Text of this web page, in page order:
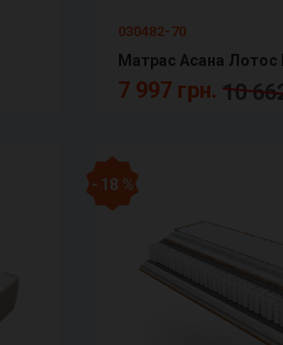
030482-70
Матрас Асана
7 997 грн. 10
- 18 %